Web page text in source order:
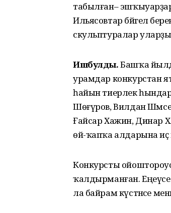
табылған– эшҡыуарҙар,
Ильясовтар бәйгелә
скульптуралар
Ишбулды.Башҡа
урамдар конкурстан
һайын тиерлек һындар
Шөғүров, Вилдан
Ғайсар Хажин, Динар
өй-ҡапҡа алдарына иҫ
Конкурсты
ҡалдырманған.
ла байрам күстәнәсе